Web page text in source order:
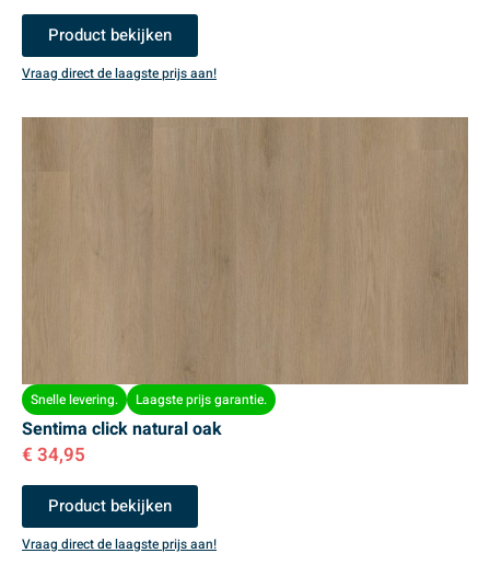
Product bekijken
Vraag direct de laagste prijs aan!
Snelle levering. Laagste prijs garantie.
Sentima click natural oak
€ 34,95
Product bekijken
Vraag direct de laagste prijs aan!